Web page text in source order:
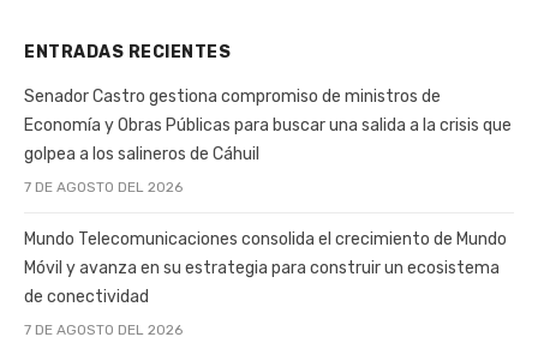
ENTRADAS RECIENTES
Senador Castro gestiona compromiso de ministros de
Economía y Obras Públicas para buscar una salida a la crisis que
golpea a los salineros de Cáhuil
7 DE AGOSTO DEL 2026
Mundo Telecomunicaciones consolida el crecimiento de Mundo
Móvil y avanza en su estrategia para construir un ecosistema
de conectividad
7 DE AGOSTO DEL 2026